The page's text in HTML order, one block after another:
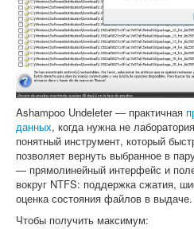
Ashampoo Undeleter — практичная
данных, когда нужна не
понятный инструмент, который
позволяет вернуть выбранное в
— прямолинейный интерфейс и
вокруг NTFS: поддержка сжатия,
оценка состояния файлов в выдаче.
Чтобы получить максимум: